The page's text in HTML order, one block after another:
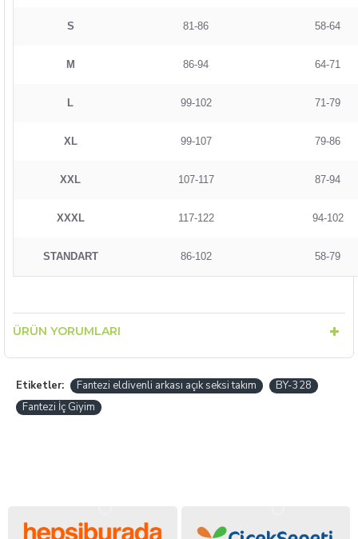
S 81-86 58-64
M 86-94 64-71
L 99-102 71-79
XL 99-107 79-86
XXL 107-117 87-94
XXXL 117-122 94-102
STANDART 86-102 58-79
ÜRÜN YORUMLARI
Etiketler: Fantezi eldivenli arkası açık seksi takım
BY-328
Fantezi İç Giyim